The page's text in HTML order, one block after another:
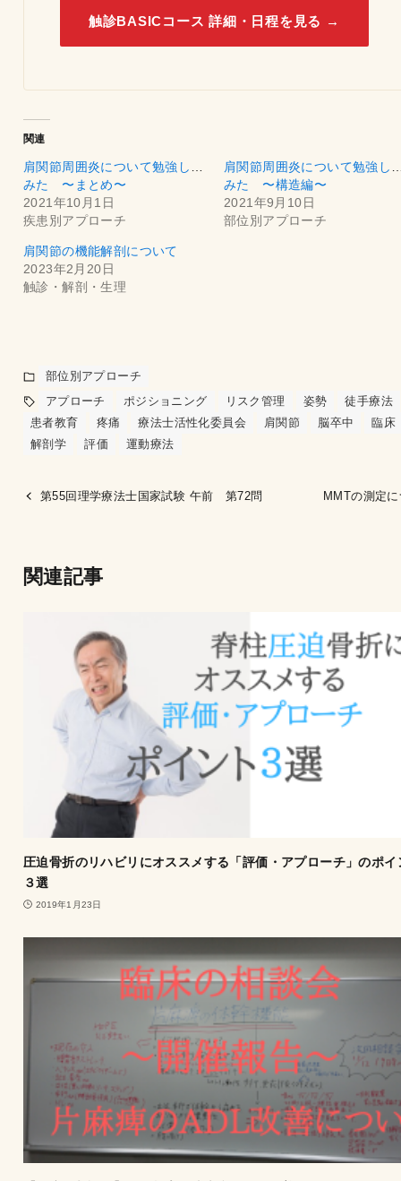
触診BASICコース 詳細・日程を見る →
関連
肩関節周囲炎について勉強して
みた 〜まとめ〜
2021年10月1日
疾患別アプローチ
肩関節周囲炎について勉強し
みた 〜構造編〜
2021年9月10日
部位別アプローチ
肩関節の機能解剖について
2023年2月20日
触診・解剖・生理
部位別アプローチ
アプローチ
ポジショニング リスク管理 姿勢
徒手療法
患者教育
疼痛 療法士活性化委員会 肩関節 脳卒中
臨床
解剖学
評価 運動療法
第55回理学療法士国家試験 午前 第72問 MMTの測定
関連記事
圧迫骨折のリハビリにオススメする「評価・アプローチ」のポイ
３選
2019年1月23日